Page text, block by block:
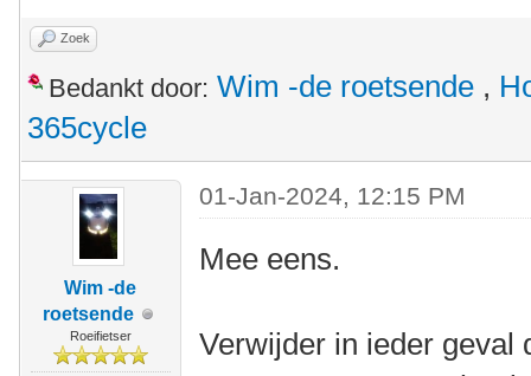
Zoek
Bedankt door: Wim -de roetsende ,
365cycle
Wim -de
roetsende
Roeifietser
01-Jan-2024, 12:15 PM
Mee eens.
Verwijder in ieder geval